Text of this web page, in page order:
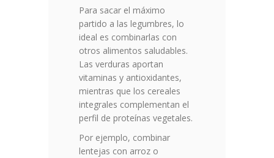
Para sacar el máximo
partido a las legumbres, lo
ideal es combinarlas con
otros alimentos saludables.
Las verduras aportan
vitaminas y antioxidantes,
mientras que los cereales
integrales complementan el
perfil de proteínas vegetales.
Por ejemplo, combinar
lentejas con arroz o